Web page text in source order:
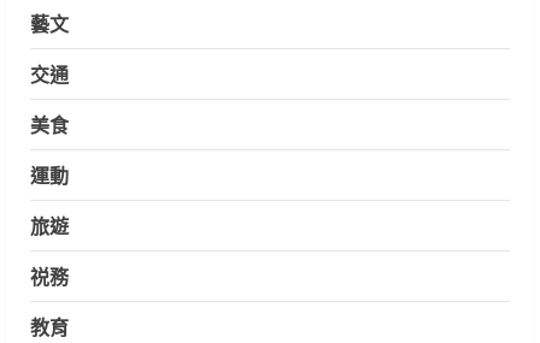
藝文
交通
美食
運動
旅遊
祱務
教育